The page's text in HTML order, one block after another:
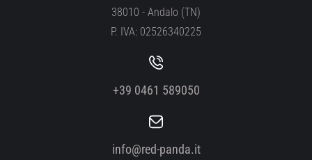
38010 - Andalo (TN)
P. IVA: 02526340225
+39 0461 589050
info@red-panda.it